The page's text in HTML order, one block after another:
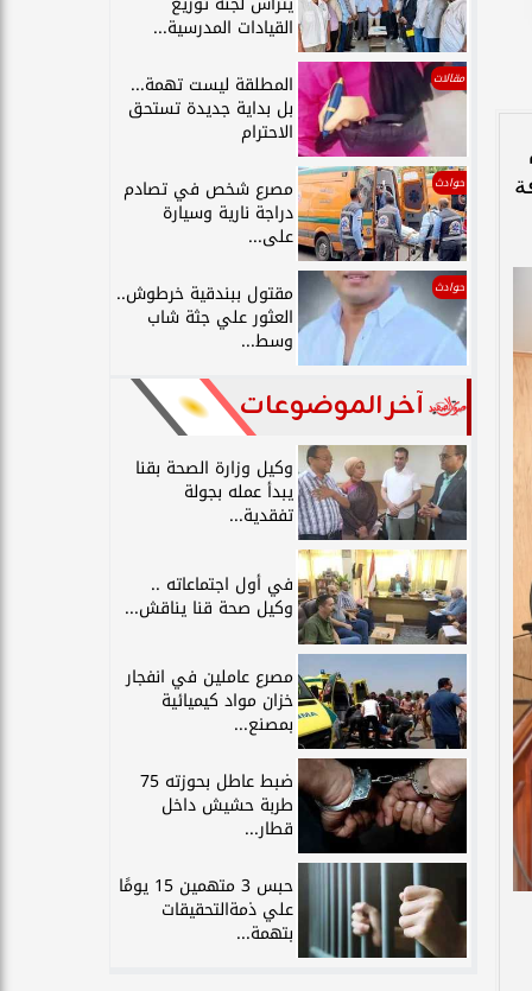
القيادات المدرسية...
مقالات المطلقة ليست تهمة...
بل بداية جديدة تستحق
الاحترام
حوادث مصرع شخص في تصادم
دراجة نارية وسيارة
على...
حوادث مقتول ببندقية خرطوش..
العثور علي جثة شاب
وسط...
آخر الموضوعات
وكيل وزارة الصحة بقنا
يبدأ عمله بجولة
تفقدية...
في أول اجتماعاته ..
وكيل صحة قنا يناقش...
مصرع عاملين في انفجار
خزان مواد كيميائية
بمصنع...
ضبط عاطل بحوزته 75
طربة حشيش داخل
قطار...
حبس 3 متهمين 15 يومًا
علي ذمةالتحقيقات
بتهمة...